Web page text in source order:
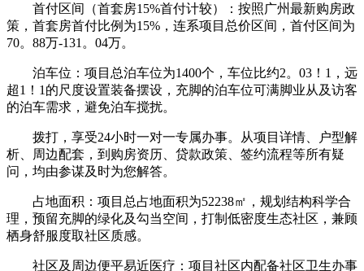
首付区间（首套房15%首付计较）：按照广州最新购房政
策，首套房首付比例为15%，连系项目总价区间，首付区间为
70。88万-131。04万。
泊车位：项目总泊车位为1400个，车位比约2。03！1，远
超1！1的尺度设置装备摆设，充脚的泊车位可满脚业从及访客
的泊车需求，避免泊车搅扰。
拨打，享受24小时一对一专属办事。从项目详情、户型解
析、周边配套，到购房资历、贷款政策、签约流程等所有疑
问，均由参谋及时为您解答。
占地面积：项目总占地面积为52238㎡，规划结构科学合
理，预留充脚的绿化及勾当空间，打制低密度生态社区，兼顾
栖身舒服度取社区质感。
社区及周边便平易近医疗：项目社区内配备社区卫生办事